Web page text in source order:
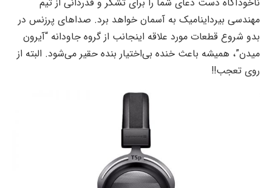
مهندسی بیرداینامیک به آسمان خواهد برد. صداهای پرزنس در
بدو شروع قطعات مورد علاقه اینجانب از گروه جاودانه “آیرون
میدن”، همیشه باعث خنده بی‌اختیار بنده حقیر می‌شود. البته از
روی تعجب!!